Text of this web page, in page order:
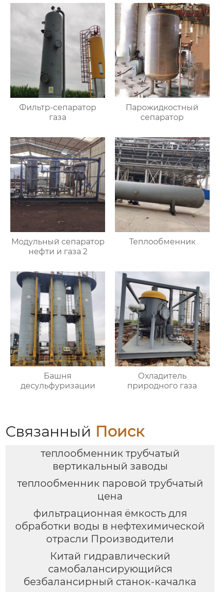
Фильтр-сепаратор
газа
Парожидкостный
сепаратор
Модульный сепаратор
нефти и газа 2
Теплообменник
Башня
десульфуризации
Охладитель
природного газа
Связанный Поиск
теплообменник трубчатый
вертикальный заводы
теплообменник паровой трубчатый
цена
фильтрационная ёмкость для
обработки воды в нефтехимической
отрасли Производители
Китай гидравлический
самобалансирующийся
безбалансирный станок-качалка